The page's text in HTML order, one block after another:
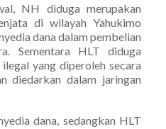
NH diduga merupakan
di wilayah Yahukimo
dana dalam pembelian
Sementara HLT diduga
yang diperoleh secara
diedarkan dalam jaringan
dana, sedangkan HLT